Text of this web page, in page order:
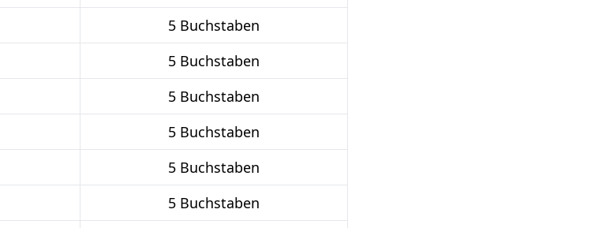
5 Buchstaben
5 Buchstaben
5 Buchstaben
5 Buchstaben
5 Buchstaben
5 Buchstaben